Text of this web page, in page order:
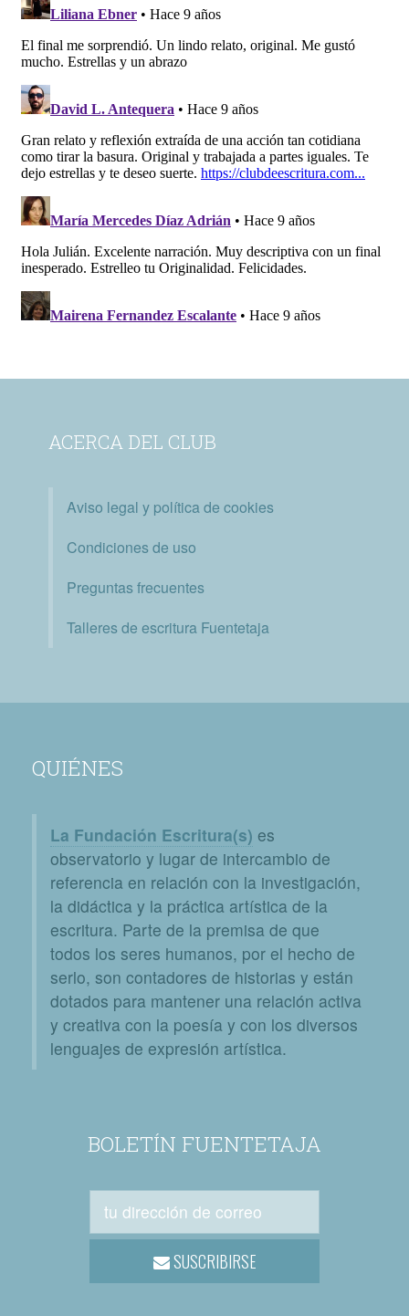
ACERCA DEL CLUB
Aviso legal y política de cookies
Condiciones de uso
Preguntas frecuentes
Talleres de escritura Fuentetaja
QUIÉNES
La Fundación Escritura(s) es
observatorio y lugar de intercambio de
referencia en relación con la investigación,
la didáctica y la práctica artística de la
escritura. Parte de la premisa de que
todos los seres humanos, por el hecho de
serlo, son contadores de historias y están
dotados para mantener una relación activa
y creativa con la poesía y con los diversos
lenguajes de expresión artística.
BOLETÍN FUENTETAJA
SUSCRIBIRSE